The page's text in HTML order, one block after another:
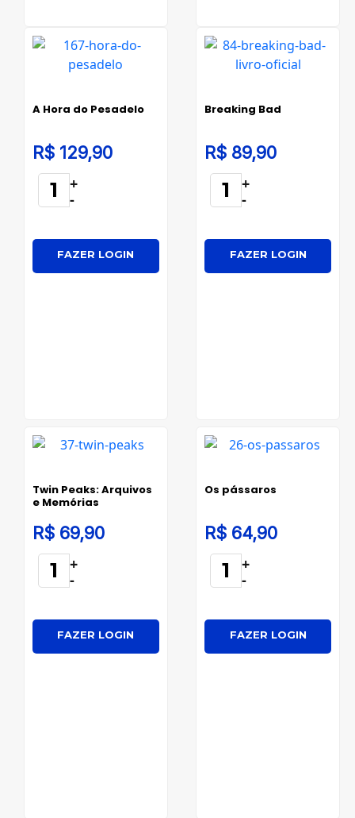
A Hora do Pesadelo
R$ 129,90
+
-
FAZER LOGIN
Breaking Bad
R$ 89,90
+
-
FAZER LOGIN
Twin Peaks: Arquivos
e Memórias
R$ 69,90
+
-
FAZER LOGIN
Os pássaros
R$ 64,90
+
-
FAZER LOGIN